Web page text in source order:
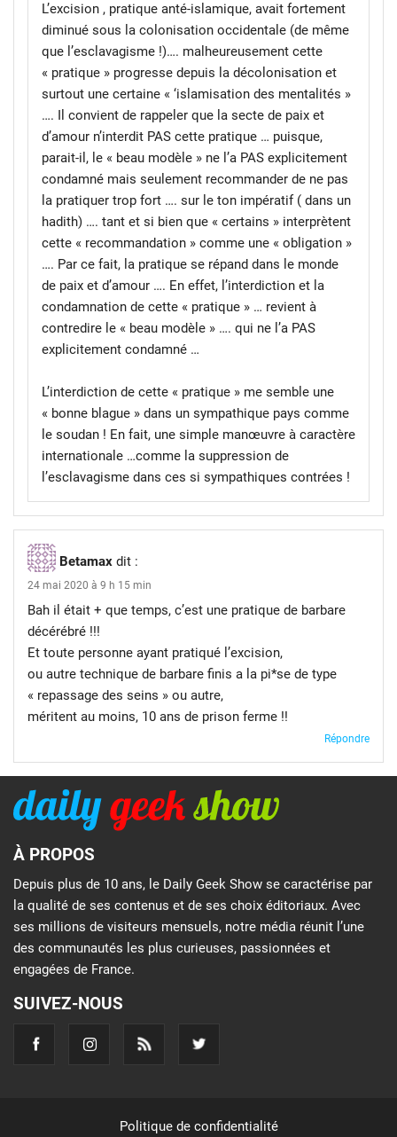
L’excision , pratique anté-islamique, avait fortement
diminué sous la colonisation occidentale (de même
que l’esclavagisme !)…. malheureusement cette
« pratique » progresse depuis la décolonisation et
surtout une certaine « ‘islamisation des mentalités »
…. Il convient de rappeler que la secte de paix et
d’amour n’interdit PAS cette pratique … puisque,
parait-il, le « beau modèle » ne l’a PAS explicitement
condamné mais seulement recommander de ne pas
la pratiquer trop fort …. sur le ton impératif ( dans un
hadith) …. tant et si bien que « certains » interprètent
cette « recommandation » comme une « obligation »
…. Par ce fait, la pratique se répand dans le monde
de paix et d’amour …. En effet, l’interdiction et la
condamnation de cette « pratique » … revient à
contredire le « beau modèle » …. qui ne l’a PAS
explicitement condamné …
L’interdiction de cette « pratique » me semble une
« bonne blague » dans un sympathique pays comme
le soudan ! En fait, une simple manœuvre à caractère
internationale …comme la suppression de
l’esclavagisme dans ces si sympathiques contrées !
Betamax dit :
24 mai 2020 à 9 h 15 min
Bah il était + que temps, c’est une pratique de barbare
décérébré !!!
Et toute personne ayant pratiqué l’excision,
ou autre technique de barbare finis a la pi*se de type
« repassage des seins » ou autre,
méritent au moins, 10 ans de prison ferme !!
Répondre
À PROPOS
Depuis plus de 10 ans, le Daily Geek Show se caractérise par
la qualité de ses contenus et de ses choix éditoriaux. Avec
ses millions de visiteurs mensuels, notre média réunit l’une
des communautés les plus curieuses, passionnées et
engagées de France.
SUIVEZ-NOUS
Politique de confidentialité